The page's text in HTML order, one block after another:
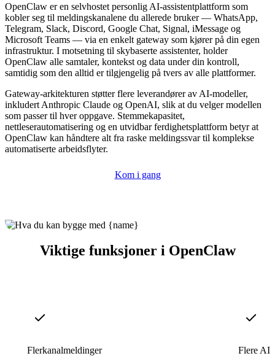
OpenClaw er en selvhostet personlig AI-assistentplattform som
kobler seg til meldingskanalene du allerede bruker — WhatsApp,
Telegram, Slack, Discord, Google Chat, Signal, iMessage og
Microsoft Teams — via en enkelt gateway som kjører på din egen
infrastruktur. I motsetning til skybaserte assistenter, holder
OpenClaw alle samtaler, kontekst og data under din kontroll,
samtidig som den alltid er tilgjengelig på tvers av alle plattformer.
Gateway-arkitekturen støtter flere leverandører av AI-modeller,
inkludert Anthropic Claude og OpenAI, slik at du velger modellen
som passer til hver oppgave. Stemmekapasitet,
nettleserautomatisering og en utvidbar ferdighetsplattform betyr at
OpenClaw kan håndtere alt fra raske meldingssvar til komplekse
automatiserte arbeidsflyter.
Kom i gang
Viktige funksjoner i OpenClaw
Flerkanalmeldinger Flere AI-